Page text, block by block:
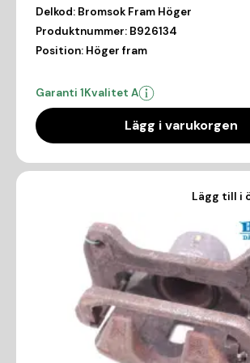
Delkod: Bromsok Fram Höger
Produktnummer: B926134
Position: Höger fram
Garanti 1Kvalitet A
Lägg i varukorgen
Lägg till i